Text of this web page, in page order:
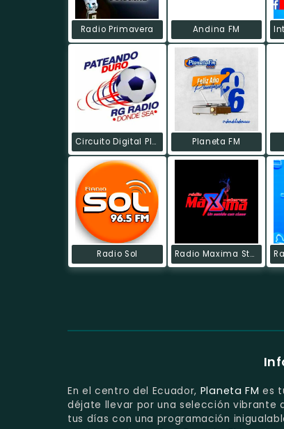
Radio Primavera Andina FM
Circuito Digital Plus RG Planeta FM
Radio Sol Radio Maxima Stereo
En el centro del Ecuador, Planeta FM es
déjate llevar por una selección vibrante
tus días con una programación